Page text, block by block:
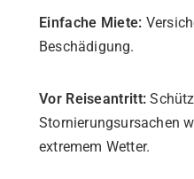
Einfache Miete:
Beschädigung.
Vor Reiseantritt:
Stornierungsursachen
extremem Wetter.